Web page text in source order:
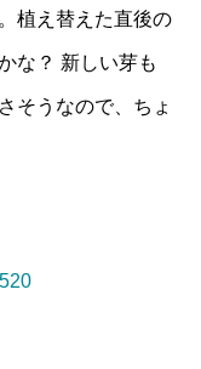
植え替えた直後の
な？ 新しい芽も
そうなので、ちょ